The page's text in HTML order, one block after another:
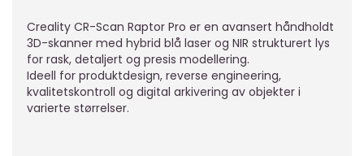
Creality CR-Scan Raptor Pro er en avansert håndholdt
3D-skanner med hybrid blå laser og NIR strukturert lys
for rask, detaljert og presis modellering.
Ideell for produktdesign, reverse engineering,
kvalitetskontroll og digital arkivering av objekter i
varierte størrelser.